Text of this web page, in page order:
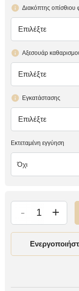
Διακόπτης οπίσθιου
έλλειψη
Επιλέξτε
Αξεσουάρ
έλλειψη
Επιλέξτε
Εγκατάστασης
έλλειψη
Επιλέξτε
Εκτεταμένη εγγύηση
Όχι
- +